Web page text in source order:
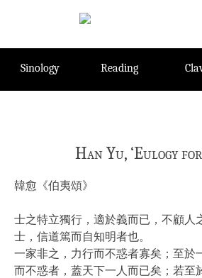
Sinology Reading
Han Yu, ‘Eulogy
韓愈《伯夷頌》
士之特立獨行，適於義而已，不顧人
士，信道篤而自知明者也。
一家非之，力行而不惑者寡矣；至於
而不惑者，蓋天下一人而已矣；若至